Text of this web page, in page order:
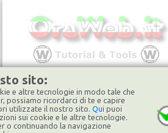
HOME FORUM
HTML
sito:
e altre tecnologie in modo tale che
possiamo ricordarci di te e capire
utilizzate il nostro sito. Qui puoi
sui cookie e le altre tecnologie.
o continuando la navigazione